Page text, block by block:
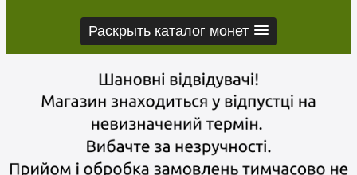
Раскрыть каталог монет